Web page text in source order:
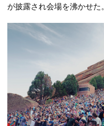
が披露され会場を沸かせた。